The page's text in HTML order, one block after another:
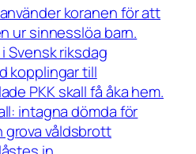
koranen för att
ur sinnesslöa barn.
Svensk riksdag
kopplingar till
PKK skall få åka hem.
intagna dömda för
grova våldsbrott